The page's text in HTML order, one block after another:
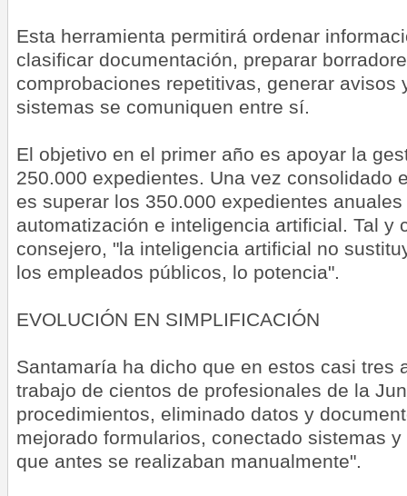
Esta herramienta permitirá ordenar
clasificar documentación, preparar
comprobaciones repetitivas, generar avisos
sistemas se comuniquen entre sí.
El objetivo en el primer año es apoyar la
250.000 expedientes. Una vez consolidado
es superar los 350.000 expedientes
automatización e inteligencia artificial. Tal y
consejero, "la inteligencia artificial no
los empleados públicos, lo potencia".
EVOLUCIÓN EN SIMPLIFICACIÓN
Santamaría ha dicho que en estos casi tres
trabajo de cientos de profesionales de la
procedimientos, eliminado datos y
mejorado formularios, conectado sistemas
que antes se realizaban manualmente".